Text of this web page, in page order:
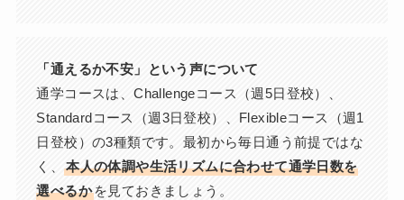
「通えるか不安」という声について
通学コースは、Challengeコース（週5日登校）、
Standardコース（週3日登校）、Flexibleコース（週1
日登校）の3種類です。最初から毎日通う前提ではな
く、本人の体調や生活リズムに合わせて通学日数を
選べるかを見ておきましょう。